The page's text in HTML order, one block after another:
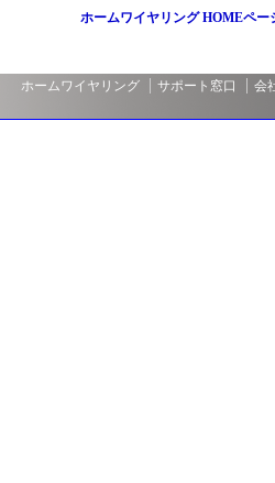
ホームワイヤリング HOMEペー
ホームワイヤリング サポート窓口 会